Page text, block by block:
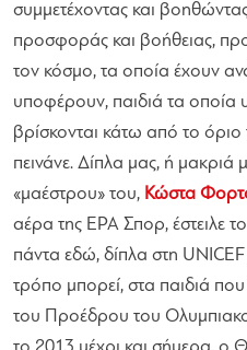
συμμετέχοντας και
προσφοράς και βοήθειας,
τον κόσμο, τα οποία έχουν
υποφέρουν, παιδιά τα οποία
βρίσκονται κάτω από το όριο
πεινάνε. Δίπλα μας, ή
«μαέστρου» του, Κώστα
αέρα της ΕΡΑ Σπορ, έστειλε
πάντα εδώ, δίπλα στη
τρόπο μπορεί, στα παιδιά
του Προέδρου του